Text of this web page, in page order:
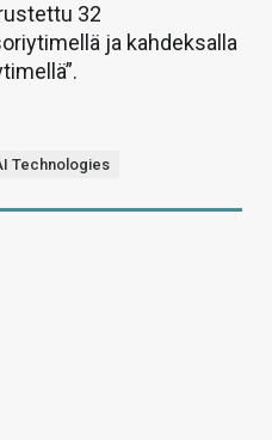
32
ja kahdeksalla
Technologies